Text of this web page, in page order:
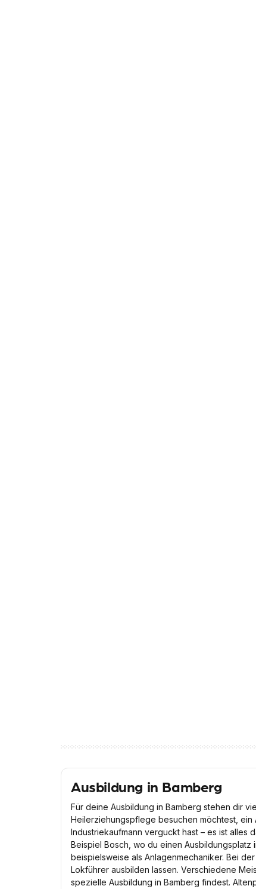
Ausbildung in Bamberg
Für deine Ausbildung in Bamberg stehen dir
Heilerziehungspflege besuchen möchtest,
Industriekaufmann verguckt hast – es ist alles
Beispiel Bosch, wo du einen Ausbildungsplatz
beispielsweise als Anlagenmechaniker. Bei
Lokführer ausbilden lassen. Verschiedene
spezielle Ausbildung in Bamberg findest.